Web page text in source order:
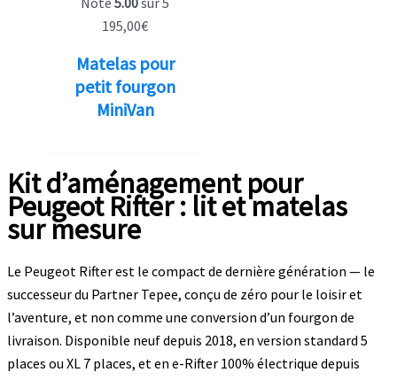
195,00€
Matelas pour
petit fourgon
MiniVan
Kit d’aménagement pour
Peugeot Rifter : lit et matelas
sur mesure
Le Peugeot Rifter est le compact de dernière génération — le
successeur du Partner Tepee, conçu de zéro pour le loisir et
l’aventure, et non comme une conversion d’un fourgon de
livraison. Disponible neuf depuis 2018, en version standard 5
places ou XL 7 places, et en e-Rifter 100% électrique depuis